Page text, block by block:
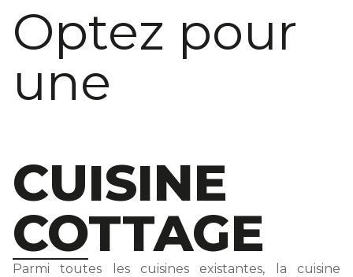
Optez pour
une
CUISINE
COTTAGE
Parmi toutes les cuisines existantes, la cuisine